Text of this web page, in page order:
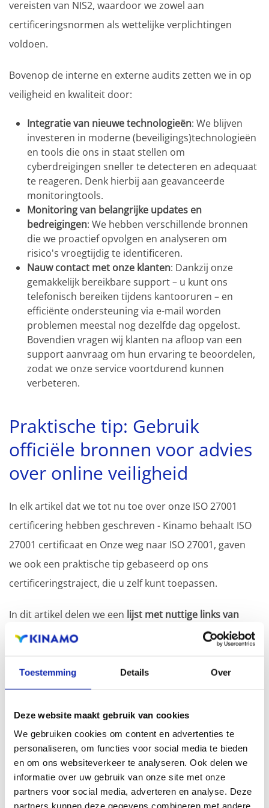
Toestemming Details Over
Deze website maakt gebruik van cookies
We gebruiken cookies om content en advertenties te
personaliseren, om functies voor social media te bieden
en om ons websiteverkeer te analyseren. Ook delen we
informatie over uw gebruik van onze site met onze
partners voor social media, adverteren en analyse. Deze
partners kunnen deze gegevens combineren met andere
vereisten van NIS2, waardoor we zowel aan
certificeringsnormen als wettelijke verplichtingen
voldoen.
Bovenop de interne en externe audits zetten we in op
veiligheid en kwaliteit door:
Integratie van nieuwe technologieën: We blijven
investeren in moderne (beveiligings)technologieën
en tools die ons in staat stellen om
cyberdreigingen sneller te detecteren en adequaat
te reageren. Denk hierbij aan geavanceerde
monitoringtools.
Monitoring van belangrijke updates en
bedreigingen: We hebben verschillende bronnen
die we proactief opvolgen en analyseren om
risico's vroegtijdig te identificeren.
Nauw contact met onze klanten: Dankzij onze
gemakkelijk bereikbare support – u kunt ons
telefonisch bereiken tijdens kantooruren – en
efficiënte ondersteuning via e-mail worden
problemen meestal nog dezelfde dag opgelost.
Bovendien vragen wij klanten na afloop van een
support aanvraag om hun ervaring te beoordelen,
zodat we onze service voortdurend kunnen
verbeteren.
Praktische tip: Gebruik
officiële bronnen voor advies
over online veiligheid
In elk artikel dat we tot nu toe over onze ISO 27001
certificering hebben geschreven - Kinamo behaalt ISO
27001 certificaat en Onze weg naar ISO 27001, gaven
we ook een praktische tip gebaseerd op ons
certificeringstraject, die u zelf kunt toepassen.
In dit artikel delen we een lijst met nuttige links van
betrouwbare Belgische bronnen waarmee zowel
particulieren als bedrijven, hun online veiligheid
kunnen verbeteren
en extra aanbevelingen vinden.
voorkomen, zoals hoe u phishing-e-mails herkent,
sterke wachtwoorden kiest, en geeft updates over
actuele dreigingen. De pagina "Eerste hulp " biedt
informatie en praktische tips over hoe te handelen
bij een probleem met cyberveiligheid. Het legt uit
wat te doen als u slachtoffer bent van online
fraude, phishing, virussen of hacking, en geeft links